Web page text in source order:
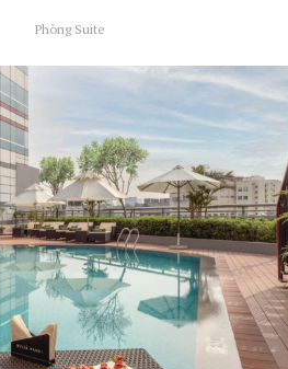
Phòng Suite